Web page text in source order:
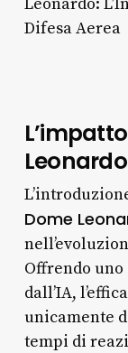
Difesa Aerea
Dome
Offrendo
dall’IA,
unicamente
tempi di